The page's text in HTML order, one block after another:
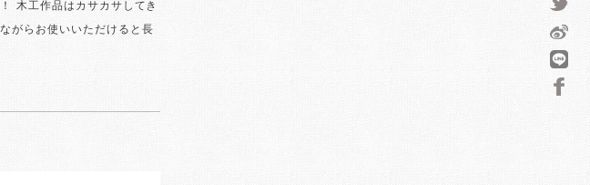
木工作品はカサカサしてき
がらお使いいただけると長